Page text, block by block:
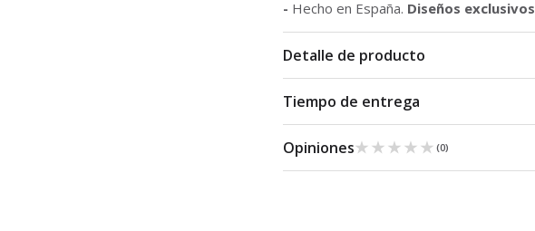
- Hecho en España. Diseños exclusivos
Detalle de producto
Tiempo de entrega
Opiniones★★★★★
★★★★★(0)